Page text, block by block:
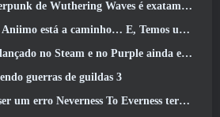
é exatamente o que eu quero dos meus eventos de crossover de videogame
a caminho… E, Temos uma janela oficial de lançamento
no Steam e no Purple ainda este ano
guerras de guildas 3
Everness ter o evento Porsche Collab Gacha tão cedo, Mas eu estava errado